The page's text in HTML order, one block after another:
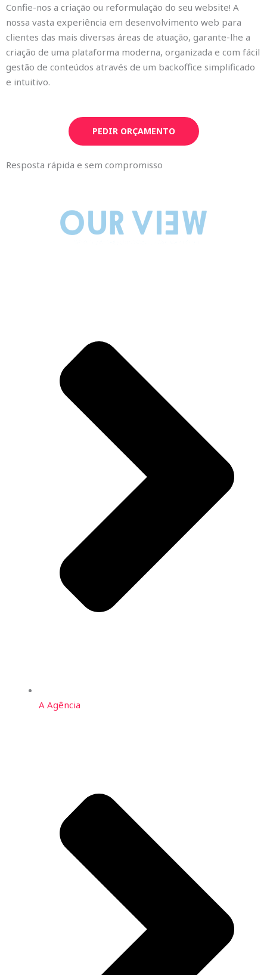
Confie-nos a criação ou reformulação do seu website! A
nossa vasta experiência em desenvolvimento web para
clientes das mais diversas áreas de atuação, garante-lhe a
criação de uma plataforma moderna, organizada e com fácil
gestão de conteúdos através de um backoffice simplificado
e intuitivo.
PEDIR ORÇAMENTO
Resposta rápida e sem compromisso
A Agência